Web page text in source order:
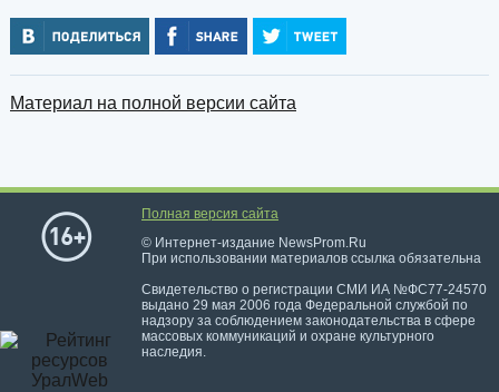
Материал на полной версии сайта
Полная версия сайта
© Интернет-издание NewsProm.Ru
При использовании материалов ссылка обязательна
Свидетельство о регистрации СМИ ИА №ФС77-24570
выдано 29 мая 2006 года Федеральной службой по
надзору за соблюдением законодательства в сфере
массовых коммуникаций и охране культурного
наследия.